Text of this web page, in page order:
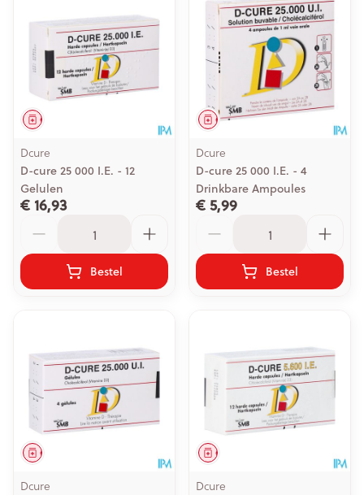
Geneesmiddel
Dcure
D-cure 25 000 I.E. - 12
Gelulen
€ 16,93
Bestel
Geneesmiddel
Dcure
D-cure 25 000 I.E. - 4
Drinkbare Ampoules
€ 5,99
Bestel
Geneesmiddel
Dcure
Geneesmiddel
Dcure